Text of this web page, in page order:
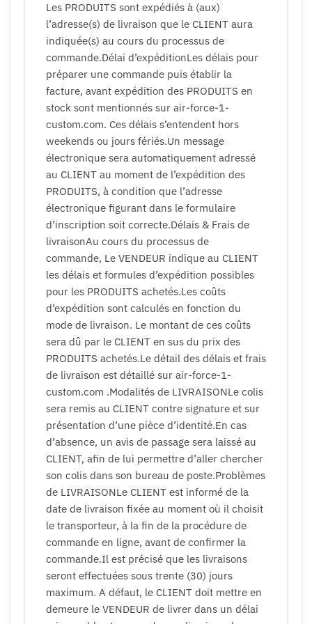
Les PRODUITS sont expédiés à (aux)
l’adresse(s) de livraison que le CLIENT aura
indiquée(s) au cours du processus de
commande.Délai d’expéditionLes délais pour
préparer une commande puis établir la
facture, avant expédition des PRODUITS en
stock sont mentionnés sur air-force-1-
custom.com. Ces délais s’entendent hors
weekends ou jours fériés.Un message
électronique sera automatiquement adressé
au CLIENT au moment de l’expédition des
PRODUITS, à condition que l’adresse
électronique figurant dans le formulaire
d’inscription soit correcte.Délais & Frais de
livraisonAu cours du processus de
commande, Le VENDEUR indique au CLIENT
les délais et formules d’expédition possibles
pour les PRODUITS achetés.Les coûts
d’expédition sont calculés en fonction du
mode de livraison. Le montant de ces coûts
sera dû par le CLIENT en sus du prix des
PRODUITS achetés.Le détail des délais et frais
de livraison est détaillé sur air-force-1-
custom.com .Modalités de LIVRAISONLe colis
sera remis au CLIENT contre signature et sur
présentation d’une pièce d’identité.En cas
d’absence, un avis de passage sera laissé au
CLIENT, afin de lui permettre d’aller chercher
son colis dans son bureau de poste.Problèmes
de LIVRAISONLe CLIENT est informé de la
date de livraison fixée au moment où il choisit
le transporteur, à la fin de la procédure de
commande en ligne, avant de confirmer la
commande.Il est précisé que les livraisons
seront effectuées sous trente (30) jours
maximum. A défaut, le CLIENT doit mettre en
demeure le VENDEUR de livrer dans un délai